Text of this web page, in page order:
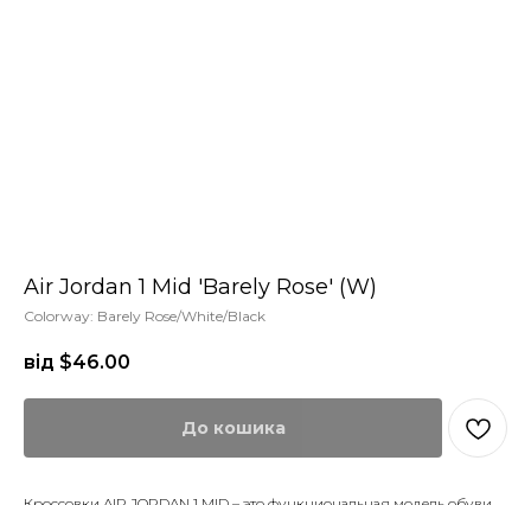
Air Jordan 1 Mid 'Barely Rose' (W)
Colorway: Barely Rose/White/Black
від $46.00
До кошика